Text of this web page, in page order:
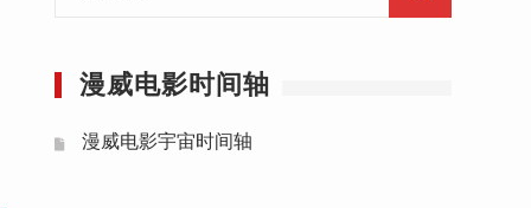
漫威电影时间轴
漫威电影宇宙时间轴